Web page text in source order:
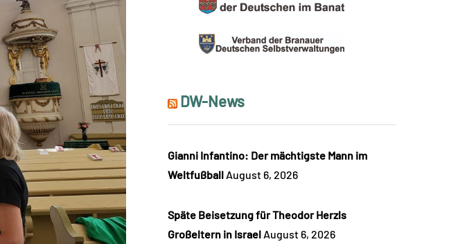
DW-News
Gianni Infantino: Der mächtigste Mann im
Weltfußball August 6, 2026
Späte Beisetzung für Theodor Herzls
Großeltern in Israel August 6, 2026